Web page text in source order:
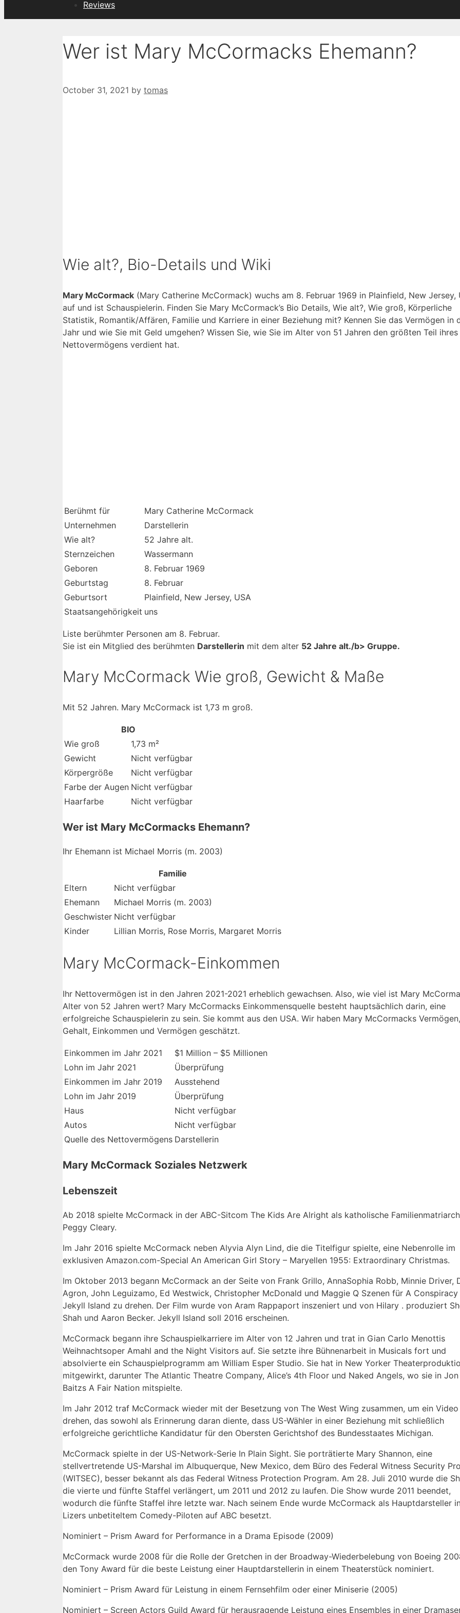
Reviews
Wer ist Mary McCormacks Ehemann?
October 31, 2021 by tomas
Wie alt?, Bio-Details und Wiki
Mary McCormack (Mary Catherine McCormack) wuchs am 8. Februar 1969 in Plainfield, New Jersey,
auf und ist Schauspielerin. Finden Sie Mary McCormack’s Bio Details, Wie alt?, Wie groß, Körperliche
Statistik, Romantik/Affären, Familie und Karriere in einer Beziehung mit? Kennen Sie das Vermögen in
Jahr und wie Sie mit Geld umgehen? Wissen Sie, wie Sie im Alter von 51 Jahren den größten Teil ihres
Nettovermögens verdient hat.
Berühmt für
Mary Catherine McCormack
Unternehmen
Darstellerin
Wie alt?
52 Jahre alt.
Sternzeichen
Wassermann
Geboren
8. Februar 1969
Geburtstag
8. Februar
Geburtsort
Plainfield, New Jersey, USA
Staatsangehörigkeit uns
Liste berühmter Personen am 8. Februar.
Sie ist ein Mitglied des berühmten Darstellerin mit dem alter 52 Jahre alt./b> Gruppe.
Mary McCormack Wie groß, Gewicht & Maße
Mit 52 Jahren. Mary McCormack ist 1,73 m groß.
BIO
Wie groß
1,73 m²
Gewicht
Nicht verfügbar
Körpergröße
Nicht verfügbar
Farbe der Augen Nicht verfügbar
Haarfarbe
Nicht verfügbar
Wer ist Mary McCormacks Ehemann?
Ihr Ehemann ist Michael Morris (m. 2003)
Familie
Eltern
Nicht verfügbar
Ehemann
Michael Morris (m. 2003)
Geschwister Nicht verfügbar
Kinder
Lillian Morris, Rose Morris, Margaret Morris
Mary McCormack-Einkommen
Ihr Nettovermögen ist in den Jahren 2021-2021 erheblich gewachsen. Also, wie viel ist Mary
Alter von 52 Jahren wert? Mary McCormacks Einkommensquelle besteht hauptsächlich darin, eine
erfolgreiche Schauspielerin zu sein. Sie kommt aus den USA. Wir haben Mary McCormacks
Gehalt, Einkommen und Vermögen geschätzt.
Einkommen im Jahr 2021
$1 Million – $5 Millionen
Lohn im Jahr 2021
Überprüfung
Einkommen im Jahr 2019
Ausstehend
Lohn im Jahr 2019
Überprüfung
Haus
Nicht verfügbar
Autos
Nicht verfügbar
Quelle des Nettovermögens Darstellerin
Mary McCormack Soziales Netzwerk
Lebenszeit
Ab 2018 spielte McCormack in der ABC-Sitcom The Kids Are Alright als katholische
Peggy Cleary.
Im Jahr 2016 spielte McCormack neben Alyvia Alyn Lind, die die Titelfigur spielte, eine Nebenrolle im
exklusiven Amazon.com-Special An American Girl Story – Maryellen 1955: Extraordinary Christmas.
Im Oktober 2013 begann McCormack an der Seite von Frank Grillo, AnnaSophia Robb, Minnie Driver,
Agron, John Leguizamo, Ed Westwick, Christopher McDonald und Maggie Q Szenen für A
Jekyll Island zu drehen. Der Film wurde von Aram Rappaport inszeniert und von Hilary . produziert
Shah und Aaron Becker. Jekyll Island soll 2016 erscheinen.
McCormack begann ihre Schauspielkarriere im Alter von 12 Jahren und trat in Gian Carlo Menottis
Weihnachtsoper Amahl and the Night Visitors auf. Sie setzte ihre Bühnenarbeit in Musicals fort und
absolvierte ein Schauspielprogramm am William Esper Studio. Sie hat in New Yorker
mitgewirkt, darunter The Atlantic Theatre Company, Alice’s 4th Floor und Naked Angels, wo sie in
Baitzs A Fair Nation mitspielte.
Im Jahr 2012 traf McCormack wieder mit der Besetzung von The West Wing zusammen, um ein Video
drehen, das sowohl als Erinnerung daran diente, dass US-Wähler in einer Beziehung mit schließlich
erfolgreiche gerichtliche Kandidatur für den Obersten Gerichtshof des Bundesstaates Michigan.
McCormack spielte in der US-Network-Serie In Plain Sight. Sie porträtierte Mary Shannon, eine
stellvertretende US-Marshal im Albuquerque, New Mexico, dem Büro des Federal Witness Security
(WITSEC), besser bekannt als das Federal Witness Protection Program. Am 28. Juli 2010 wurde die
die vierte und fünfte Staffel verlängert, um 2011 und 2012 zu laufen. Die Show wurde 2011 beendet,
wodurch die fünfte Staffel ihre letzte war. Nach seinem Ende wurde McCormack als Hauptdarsteller
Lizers unbetiteltem Comedy-Piloten auf ABC besetzt.
Nominiert – Prism Award for Performance in a Drama Episode (2009)
McCormack wurde 2008 für die Rolle der Gretchen in der Broadway-Wiederbelebung von Boeing
den Tony Award für die beste Leistung einer Hauptdarstellerin in einem Theaterstück nominiert.
Nominiert – Prism Award für Leistung in einem Fernsehfilm oder einer Miniserie (2005)
Nominiert – Screen Actors Guild Award für herausragende Leistung eines Ensembles in einer